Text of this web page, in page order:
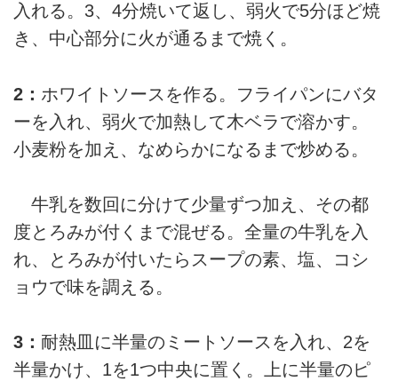
入れる。3、4分焼いて返し、弱火で5分ほど焼
き、中心部分に火が通るまで焼く。
2： ホワイトソースを作る。フライパンにバタ
ーを入れ、弱火で加熱して木ベラで溶かす。
小麦粉を加え、なめらかになるまで炒める。
牛乳を数回に分けて少量ずつ加え、その都
度とろみが付くまで混ぜる。全量の牛乳を入
れ、とろみが付いたらスープの素、塩、コシ
ョウで味を調える。
3： 耐熱皿に半量のミートソースを入れ、2を
半量かけ、1を1つ中央に置く。上に半量のピ